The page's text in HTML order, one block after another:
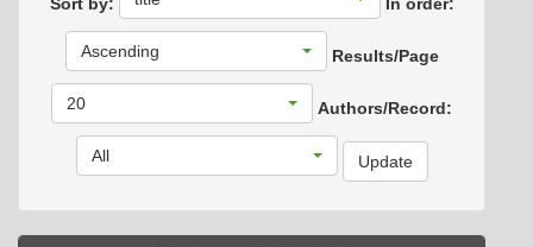
Ascending Results/Page
20 Authors/Record:
All